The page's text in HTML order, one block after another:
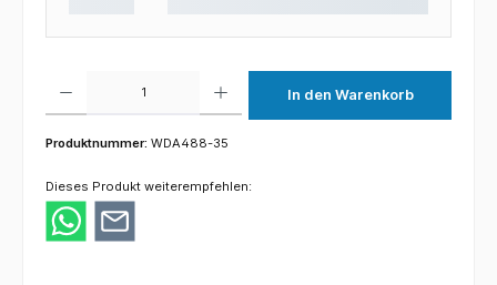
In den Warenkorb
Produktnummer: WDA488-35
Dieses Produkt weiterempfehlen: